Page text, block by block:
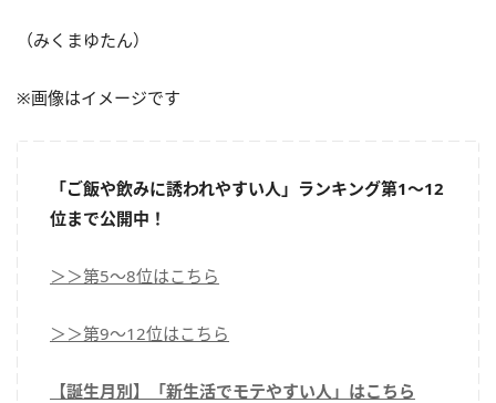
（みくまゆたん）
※画像はイメージです
「ご飯や飲みに誘われやすい人」ランキング第1～12
位まで公開中！
＞＞第5～8位はこちら
＞＞第9～12位はこちら
【誕生月別】「新生活でモテやすい人」はこちら